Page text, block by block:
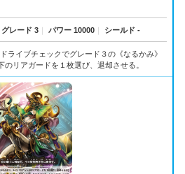
グレード 3 ｜ パワー 10000 ｜ シールド -
ライブチェックでグレード３の《なるかみ》
リアガードを１枚選び、退却させる。